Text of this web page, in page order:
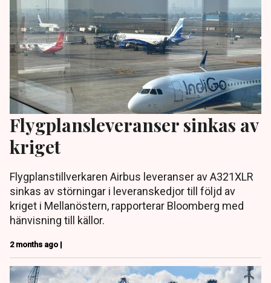
Flygplansleveranser sinkas av
kriget
Flygplanstillverkaren Airbus leveranser av A321XLR
sinkas av störningar i leveranskedjor till följd av
kriget i Mellanöstern, rapporterar Bloomberg med
hänvisning till källor.
2 months ago |